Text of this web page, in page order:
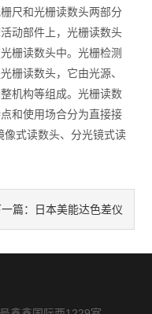
尺和光栅读数头两部分
动部件上，光栅读数头
栅读数头中。光栅检测
栅读数头，它由光源、
机构等组成。光栅读数
和使用场合分为直接接
像式读数头、分光镜式读
篇： 日本美能达色差仪